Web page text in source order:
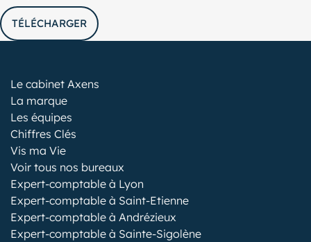
TÉLÉCHARGER
Le cabinet Axens
La marque
Les équipes
Chiffres Clés
Vis ma Vie
Voir tous nos bureaux
Expert-comptable à Lyon
Expert-comptable à Saint-Etienne
Expert-comptable à Andrézieux
Expert-comptable à Sainte-Sigolène